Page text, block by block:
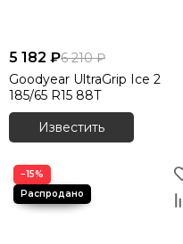
5 182 ₽6 210 ₽
Goodyear UltraGrip Ice 2
185/65 R15 88T
Известить
−15%